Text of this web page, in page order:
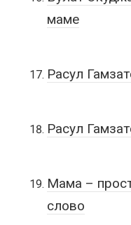
маме
Расул
Расул
Мама –
слово